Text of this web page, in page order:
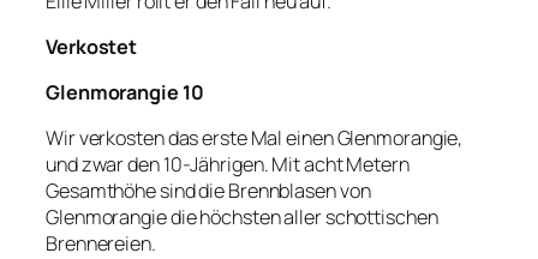
Verkostet
Glenmorangie 10
Wir verkosten das erste Mal einen Glenmorangie,
und zwar den 10-Jährigen. Mit acht Metern
Gesamthöhe sind die Brennblasen von
Glenmorangie die höchsten aller schottischen
Brennereien.